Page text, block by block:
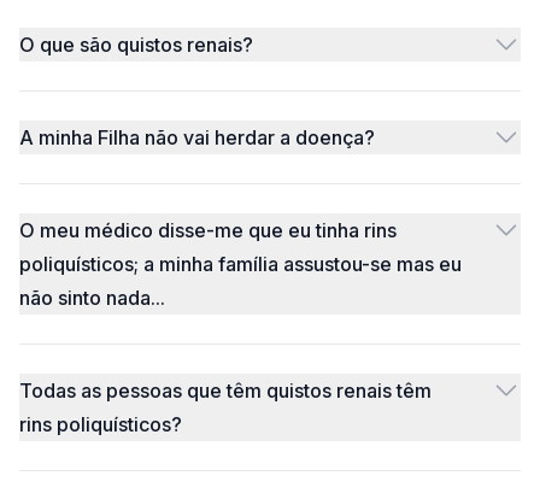
O que são quistos renais?
A minha Filha não vai herdar a doença?
O meu médico disse-me que eu tinha rins
poliquísticos; a minha família assustou-se mas eu
não sinto nada...
Todas as pessoas que têm quistos renais têm
rins poliquísticos?